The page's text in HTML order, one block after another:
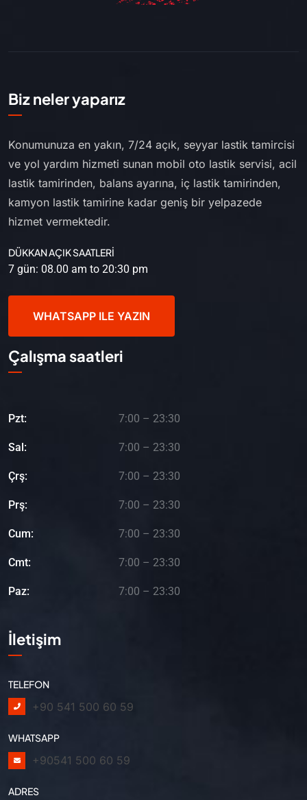
Biz neler yaparız
Konumunuza en yakın, 7/24 açık, seyyar lastik tamircisi
ve yol yardım hizmeti sunan mobil oto lastik servisi, acil
lastik tamirinden, balans ayarına, iç lastik tamirinden,
kamyon lastik tamirine kadar geniş bir yelpazede
hizmet vermektedir.
DÜKKAN AÇIK SAATLERİ
7 gün: 08.00 am to 20:30 pm
WHATSAPP ILE YAZIN
Çalışma saatleri
Pzt: 7:00 – 23:30
Sal: 7:00 – 23:30
Çrş: 7:00 – 23:30
Prş: 7:00 – 23:30
Cum: 7:00 – 23:30
Cmt: 7:00 – 23:30
Paz: 7:00 – 23:30
İletişim
TELEFON
+90 541 500 60 59
WHATSAPP
+90541 500 60 59
ADRES